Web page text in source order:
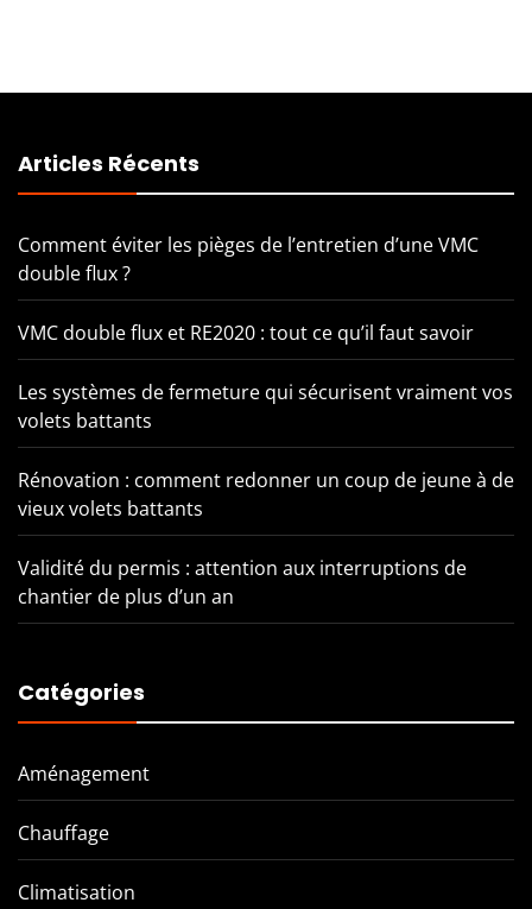
Articles Récents
Comment éviter les pièges de l’entretien d’une VMC
double flux ?
VMC double flux et RE2020 : tout ce qu’il faut savoir
Les systèmes de fermeture qui sécurisent vraiment vos
volets battants
Rénovation : comment redonner un coup de jeune à de
vieux volets battants
Validité du permis : attention aux interruptions de
chantier de plus d’un an
Catégories
Aménagement
Chauffage
Climatisation